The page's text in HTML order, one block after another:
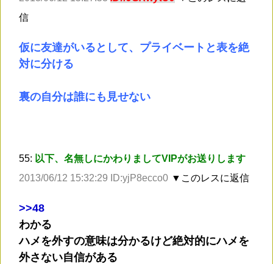
信
仮に友達がいるとして、プライベートと表を絶
対に分ける
裏の自分は誰にも見せない
55: 以下、名無しにかわりましてVIPがお送りします
2013/06/12 15:32:29 ID:yjP8ecco0 ▼このレスに返信
>>48
わかる
ハメを外すの意味は分かるけど絶対的にハメを
外さない自信がある